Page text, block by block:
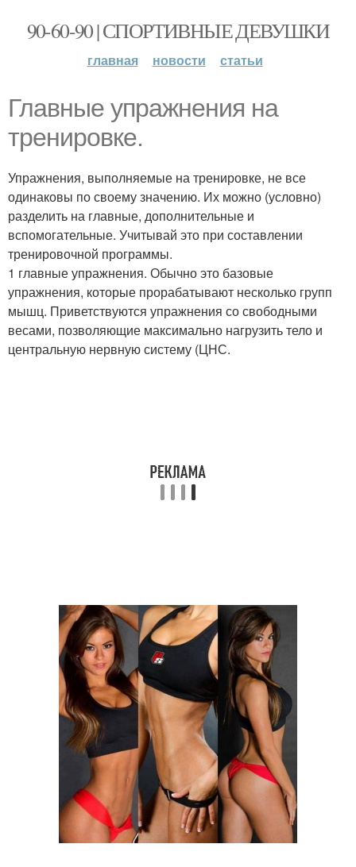
90-60-90 | СПОРТИВНЫЕ ДЕВУШКИ
главная новости статьи
Главные упражнения на
тренировке.
Упражнения, выполняемые на тренировке, не все
одинаковы по своему значению. Их можно (условно)
разделить на главные, дополнительные и
вспомогательные. Учитывай это при составлении
тренировочной программы.
1 главные упражнения. Обычно это базовые
упражнения, которые прорабатывают несколько групп
мышц. Приветствуются упражнения со свободными
весами, позволяющие максимально нагрузить тело и
центральную нервную систему (ЦНС.